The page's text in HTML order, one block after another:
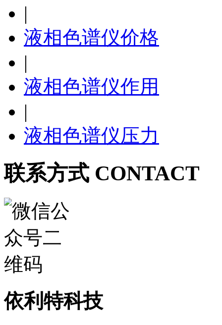
|
液相色谱仪价格
|
液相色谱仪作用
|
液相色谱仪压力
联系方式 CONTACT
依利特科技